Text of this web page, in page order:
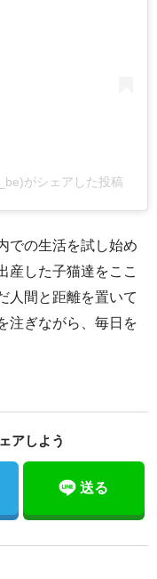
がシェアした投稿
での生活を試し始め
産した子猫達をここ
人間と距離を置いて
注ぎながら、毎日を
アしよう
送る